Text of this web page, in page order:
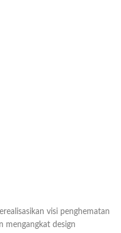
visi penghematan
mengangkat design